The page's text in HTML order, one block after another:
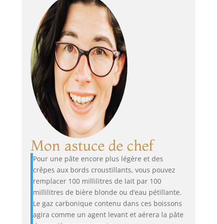
Mon astuce de chef
Pour une pâte encore plus légère et des
crêpes aux bords croustillants, vous pouvez
remplacer 100 millilitres de lait par 100
millilitres de bière blonde ou d’eau pétillante.
Le gaz carbonique contenu dans ces boissons
agira comme un agent levant et aérera la pâte